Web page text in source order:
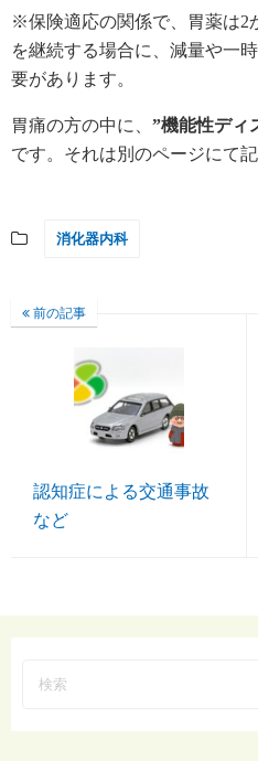
※保険適応の関係で、胃薬は2
を継続する場合に、減量や一
要があります。
胃痛の方の中に、 ”機能性ディ
です。それは別のページにて記
消化器内科
前の記事
認知症による交通事故
など